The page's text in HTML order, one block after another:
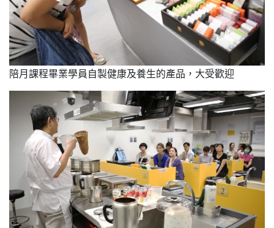
陪月課程畢業學員自製健康及養生的產品，大受歡迎